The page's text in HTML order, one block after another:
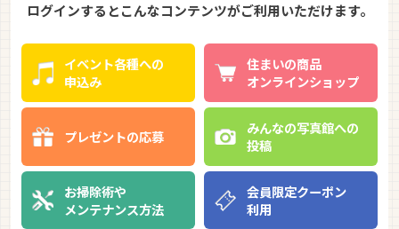
ログインするとこんなコンテンツがご利用いただけます。
イベント各種への
申込み
住まいの商品
オンラインショップ
プレゼントの応募
みんなの写真館への
投稿
お掃除術や
メンテナンス方法
会員限定クーポン
利用